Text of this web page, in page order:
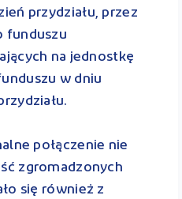
przydziału, przez
funduszu
na jednostkę
w dniu
połączenie nie
zgromadzonych
się również z